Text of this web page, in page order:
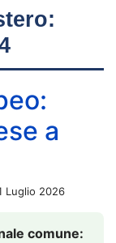
a
Luglio 2026
comune: